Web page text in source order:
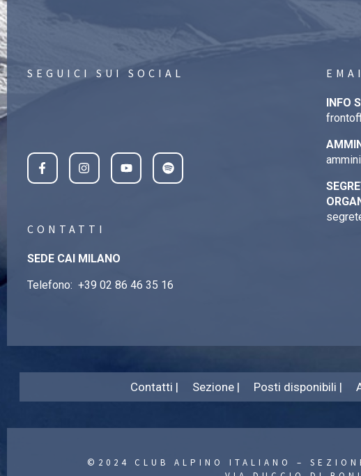
SEGUICI SUI SOCIAL
CONTATTI
SEDE CAI MILANO
Telefono: +39 02 86 46 35 16
INFO
Contatti | Sezione | Posti disponibili |
©2024 CLUB ALPINO ITALIANO –